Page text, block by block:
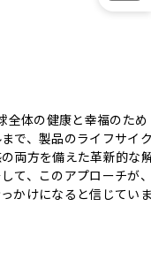
全体の健康と幸福のため
で、製品のライフサイ
両方を備えた革新的な
て、このアプローチが
かけになると信じてい